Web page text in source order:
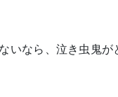
いなら、泣き虫鬼